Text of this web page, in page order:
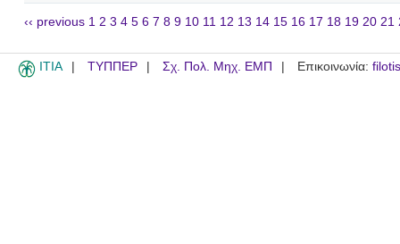
‹‹ previous 1 2 3 4 5 6 7 8 9 10 11 12 13 14 15 16 17 18 19 20 21
ITIA ΤΥΠΠΕΡ Σχ. Πολ. Μηχ. ΕΜΠ Επικοινωνία: